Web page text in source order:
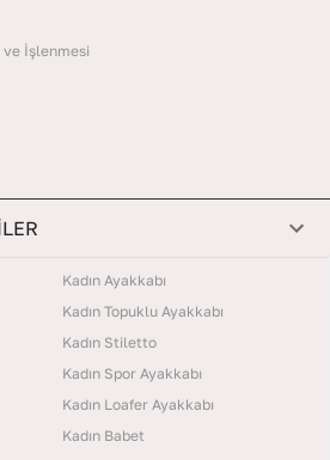
ve İşlenmesi
Kadın Ayakkabı
Kadın Topuklu Ayakkabı
Kadın Stiletto
Kadın Spor Ayakkabı
Kadın Loafer Ayakkabı
Kadın Babet